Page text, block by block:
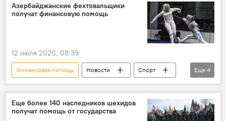
Азербайджанские фехтовальщики
получат финансовую помощь
12 июля 2020, 08:39
Финансовая помощь Новости
Спорт
ЖИЗНЬ
Азербайджан
Новости мира
Фехтование
Еще 4
Еще более 140 наследников шехидов
получат помощь от государства